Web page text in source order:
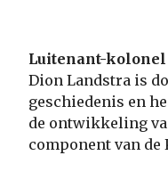
Luitenant-kolonel
Dion Landstra is
geschiedenis en
de ontwikkeling
component van